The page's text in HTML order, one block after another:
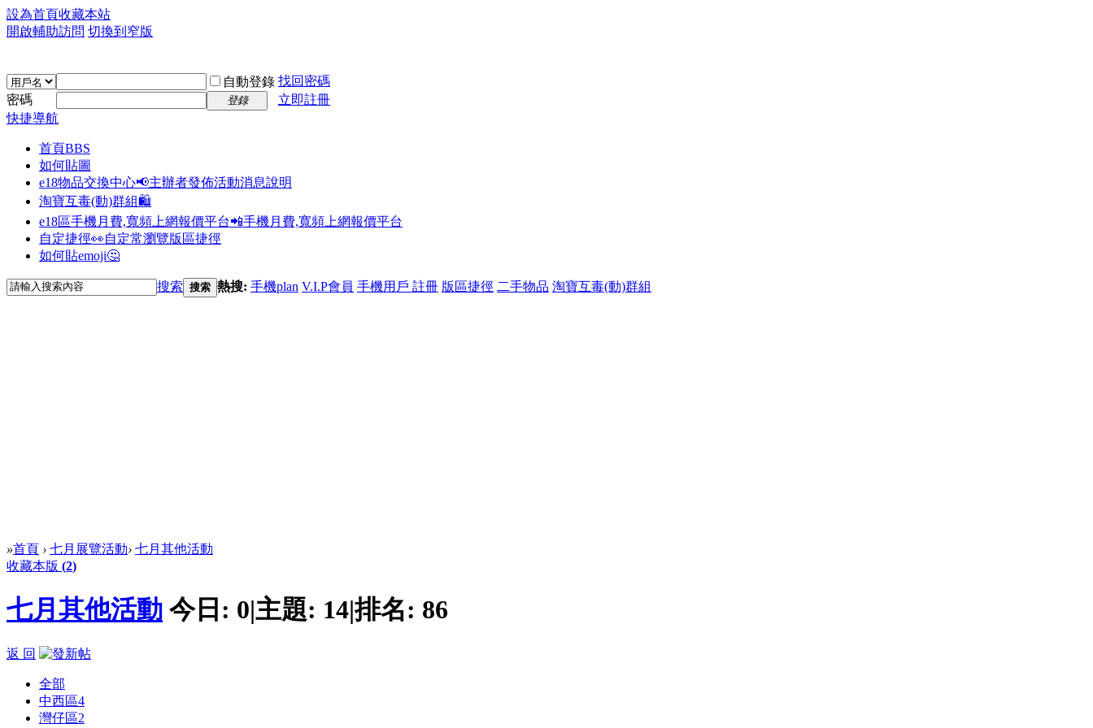
設為首頁收藏本站
開啟輔助訪問 切換到窄版
自動登錄 找回密碼
密碼
登錄
立即註冊
快捷導航
首頁BBS
如何貼圖
e18物品交換中心📢主辦者發佈活動消息說明
淘寶互毒(動)群組🛍️
e18區手機月費,寬頻上網報價平台📲手機月費,寬頻上網報價平台
自定捷徑👀自定常瀏覽版區捷徑
如何貼emoji🤔
搜索 搜索 熱搜: 手機plan V.I.P會員 手機用戶 註冊 版區捷徑 二手物品 淘寶互毒(動)群組
»首頁 › 七月展覽活動› 七月其他活動
收藏本版 (2)
七月其他活動 今日: 0|主題: 14|排名: 86
返 回
全部
中西區4
灣仔區2